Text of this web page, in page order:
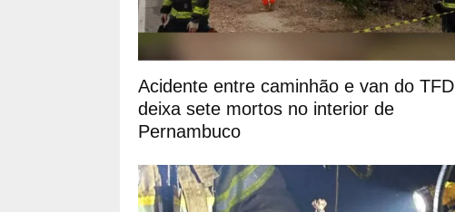
Acidente entre caminhão e van do TFD
deixa sete mortos no interior de
Pernambuco